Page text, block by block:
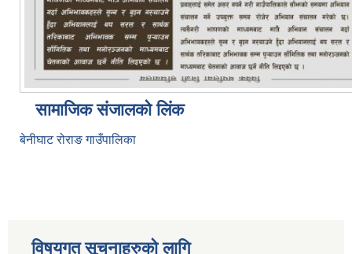
सामाजिक संजालको लिंक
बेनीघाट रोराङ गाउँपालिका
विषयगत सूचनाहरुको लागि